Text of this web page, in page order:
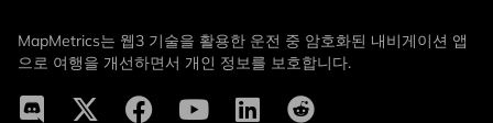
MapMetrics는 웹3 기술을 활용한 운전 중 암호화된 내비게이션 앱
으로 여행을 개선하면서 개인 정보를 보호합니다.